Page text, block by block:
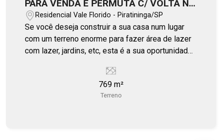
PARA VENDA E PERMUTA C/ VOLTA NO
VALE FLORIDO EM PIRATININGA
Residencial Vale Florido - Piratininga/SP
Se você deseja construir a sua casa num lugar
com um terreno enorme para fazer área de lazer
com lazer, jardins, etc, esta é a sua oportunidade:
com 769 m² já terraplanado. Analisa permuta com
volta em apartamento com mais de 90m² na zona
sul de Bauru. Fale comigo!
769 m²
Terreno